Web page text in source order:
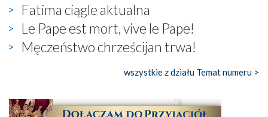
Fatima ciągle aktualna
Le Pape est mort, vive le Pape!
Męczeństwo chrześcijan trwa!
wszystkie z działu Temat numeru >